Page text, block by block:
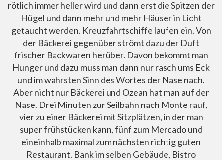
rötlich immer heller wird und dann erst die Spitzen der
Hügel und dann mehr und mehr Häuser in Licht
getaucht werden. Kreuzfahrtschiffe laufen ein. Von
der Bäckerei gegenüber strömt dazu der Duft
frischer Backwaren herüber. Davon bekommt man
Hunger und dazu muss man dann nur rasch ums Eck
und im wahrsten Sinn des Wortes der Nase nach.
Aber nicht nur Bäckerei und Ozean hat man auf der
Nase. Drei Minuten zur Seilbahn nach Monte rauf,
vier zu einer Bäckerei mit Sitzplätzen, in der man
super frühstücken kann, fünf zum Mercado und
eineinhalb maximal zum nächsten richtig guten
Restaurant. Bank im selben Gebäude, Bistro